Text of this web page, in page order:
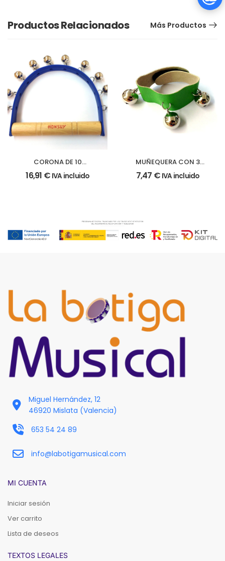
Productos Relacionados Más Productos
CORONA DE 10
CASCABELES
16,91 € IVA incluido
MUÑEQUERA CON 3
CASCABELES
7,47 € IVA incluido
Miguel Hernández, 12
46920 Mislata (Valencia)
653 54 24 89
info@labotigamusical.com
MI CUENTA
Iniciar sesión
Ver carrito
Lista de deseos
TEXTOS LEGALES